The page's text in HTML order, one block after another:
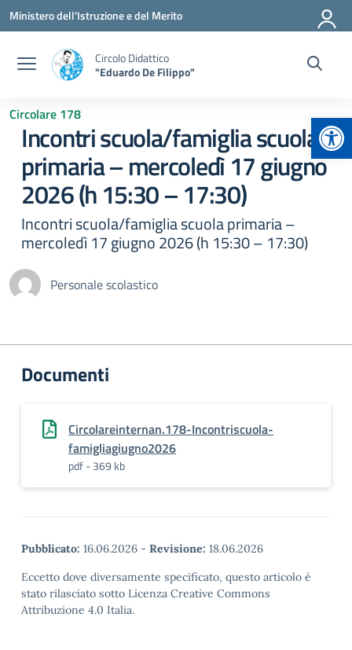
Vai ai contenuti
Vai al menu di navigazione
Vai al footer
Ministero dell'Istruzione e del Merito
Circolo Didattico
"Eduardo De Filippo"
Circolare 178
Incontri scuola/famiglia scuola
primaria – mercoledì 17 giugno
2026 (h 15:30 – 17:30)
Incontri scuola/famiglia scuola primaria –
mercoledì 17 giugno 2026 (h 15:30 – 17:30)
Personale scolastico
Documenti
Circolareinternan.178-Incontriscuola-
famigliagiugno2026
pdf - 369 kb
Pubblicato: 16.06.2026 - Revisione: 18.06.2026
Eccetto dove diversamente specificato, questo articolo è
stato rilasciato sotto Licenza Creative Commons
Attribuzione 4.0 Italia.